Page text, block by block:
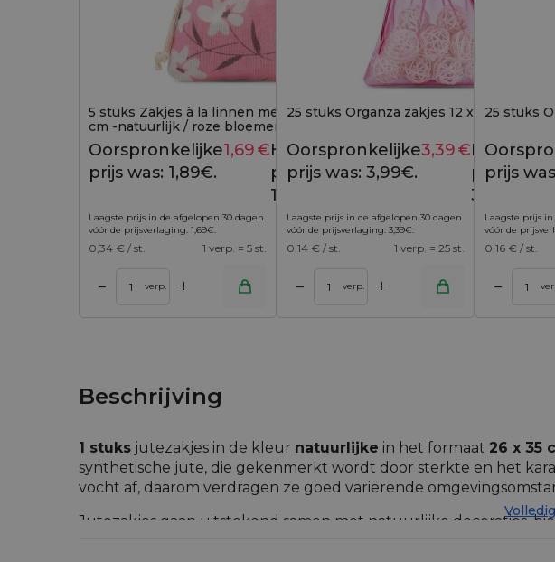
5 stuks Zakjes à la linnen met print 10 x 13
cm -natuurlijk / roze bloemen
1,89 €
Oorspronkelijke
prijs was: 1,89€.
1,69€Huidige
prijs is:
1,69€.
Laagste prijs in de afgelopen 30 dagen
vóór de prijsverlaging: 1,69€.
0,34 € / st. 1 verp. = 5 st.
– verp. +
25 stuks Organza zakjes 12 x 15 cm -
Oorspronkelijke
prijs was: 3,99€.
3,39€Huidige
prijs is:
3,39€.
Laagste prijs in de afgelopen 30 dagen
vóór de prijsverlaging: 3,39€.
0,14 € / st. 1 verp. = 25 st.
– verp. +
25 stuks
prijs
Laagste prijs
vóór de
0,16 € / st.
–
Toevoegen aan winkelwagen Toevoegen aan winkelwagen
Beschrijving
1 stuks jutezakjes in de kleur natuurlijke in het formaat 26 x 35
synthetische jute, die gekenmerkt wordt door sterkte en het
vocht af, daarom verdragen ze goed variërende
Jutezakjes gaan uitstekend samen met natuurlijke decoraties,